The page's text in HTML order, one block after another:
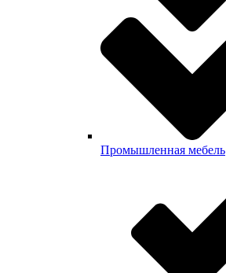
Промышленная мебель